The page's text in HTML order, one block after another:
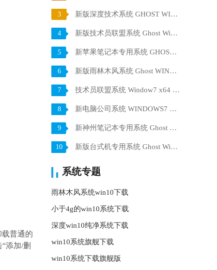
普通的
添加/删
3 新版深度技术系统 GHOST WIN10 X64 SP1 通用旗舰版 V2021.07
4 新版技术员联盟系统 Ghost Win10 X64 稳定装机版 V2021.07
5 新苹果笔记本专用系统 GHOST Window7 86 官方稳定版 V2021.07
6 新版雨林木风系统 Ghost WINDOWS7 X32位 SP1 快速装机版 V2021.07
7 技术员联盟系统 Window7 x64 旗舰版原版ISO下载 V2021.07
8 新电脑公司系统 WINDOWS7 X32位 装机旗舰版下载 V2021.07
9 新神州笔记本专用系统 Ghost win7 x64 装机稳定版 V2021.07
10 新版台式机专用系统 Ghost Win10 32位 旗舰版 V2021.07
系统专题
雨林木风系统win10下载
小于4g的win10系统下载
深度win10纯净系统下载
win10系统旗舰下载
win10系统下载旗舰版